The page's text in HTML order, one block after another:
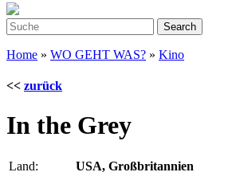
Home » WO GEHT WAS? » Kino
<< zurück
In the Grey
Land:
USA, Großbritannien